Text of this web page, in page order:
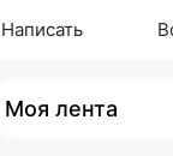
Написать
Моя лента